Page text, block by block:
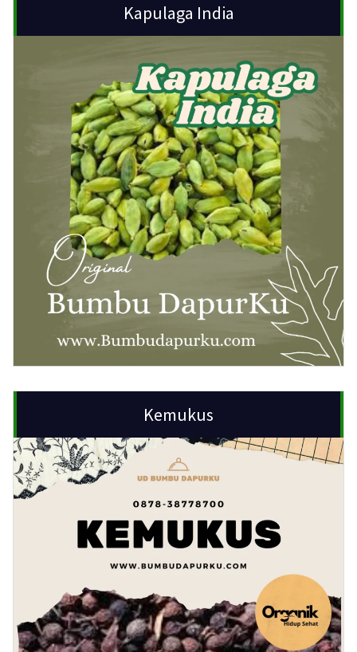
Kapulaga India
Kemukus